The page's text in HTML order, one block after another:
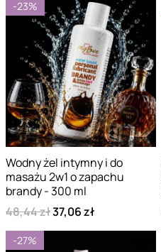
-23%
Wodny żel intymny i do
masażu 2w1 o zapachu
brandy - 300 ml
48,44 zł37,06 zł
-27%